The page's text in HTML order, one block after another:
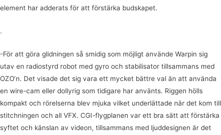
element har adderats för att förstärka budskapet.
.
-För att göra glidningen så smidig som möjligt använde Warpin sig
utav en radiostyrd robot med gyro och stabilisator tillsammans med
OZO’n. Det visade det sig vara ett mycket bättre val än att använda
en wire-cam eller dollyrig som tidigare har använts. Riggen hölls
kompakt och rörelserna blev mjuka vilket underlättade när det kom till
stitchningen och all VFX. CGI-flygplanen var ett bra sätt att förstärka
syftet och känslan av videon, tillsammans med ljuddesignen är det